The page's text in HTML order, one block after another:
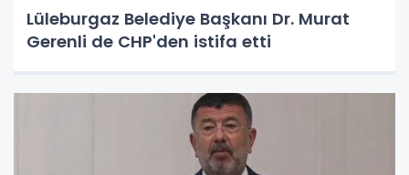
Lüleburgaz Belediye Başkanı Dr. Murat
Gerenli de CHP'den istifa etti